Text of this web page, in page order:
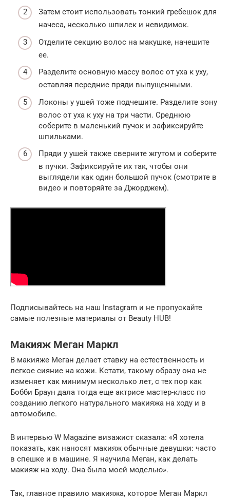
Затем стоит использовать тонкий гребешок для
начеса, несколько шпилек и невидимок.
Отделите секцию волос на макушке, начешите
ее.
Разделите основную массу волос от уха к уху,
оставляя передние пряди выпущенными.
Локоны у ушей тоже подчешите. Разделите зону
волос от уха к уху на три части. Среднюю
соберите в маленький пучок и зафиксируйте
шпильками.
Пряди у ушей также сверните жгутом и соберите
в пучки. Зафиксируйте их так, чтобы они
выглядели как один большой пучок (смотрите в
видео и повторяйте за Джорджем).
Подписывайтесь на наш Instagram и не пропускайте
самые полезные материалы от Beauty HUB!
Макияж Меган Маркл
В макияже Меган делает ставку на естественность и
легкое сияние на кожи. Кстати, такому образу она не
изменяет как минимум несколько лет, с тех пор как
Бобби Браун дала тогда еще актрисе мастер-класс по
созданию легкого натурального макияжа на ходу и в
автомобиле.
В интервью W Magazine визажист сказала: «Я хотела
показать, как наносят макияж обычные девушки: часто
в спешке и в машине. Я научила Меган, как делать
макияж на ходу. Она была моей моделью».
Так, главное правило макияжа, которое Меган Маркл